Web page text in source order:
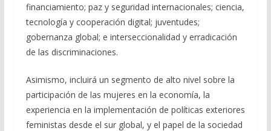
financiamiento; paz y seguridad internacionales; ciencia,
tecnología y cooperación digital; juventudes;
gobernanza global; e interseccionalidad y erradicación
de las discriminaciones.
Asimismo, incluirá un segmento de alto nivel sobre la
participación de las mujeres en la economía, la
experiencia en la implementación de políticas exteriores
feministas desde el sur global, y el papel de la sociedad